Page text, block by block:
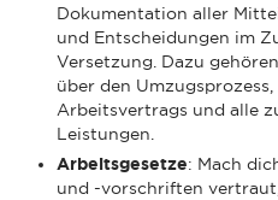
Dokumentation aller
und Entscheidungen im
Versetzung. Dazu
über den
Arbeitsvertrags und alle
Leistungen.
Arbeitsgesetze: Mach
und -vorschriften